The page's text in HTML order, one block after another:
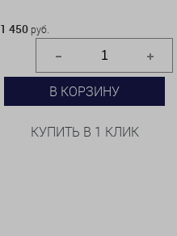
1 450 руб.
В КОРЗИНУ
КУПИТЬ В 1 КЛИК